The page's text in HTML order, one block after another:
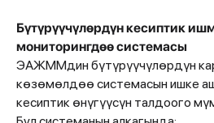
Бүтүрүүчүлөрдүн кесиптик
мониторингдөө системасы
ЭАЖММдин бүтүрүүчүлөрдүн
көзөмөлдөө системасын ишке
кесиптик өнүгүүсүн талдоого